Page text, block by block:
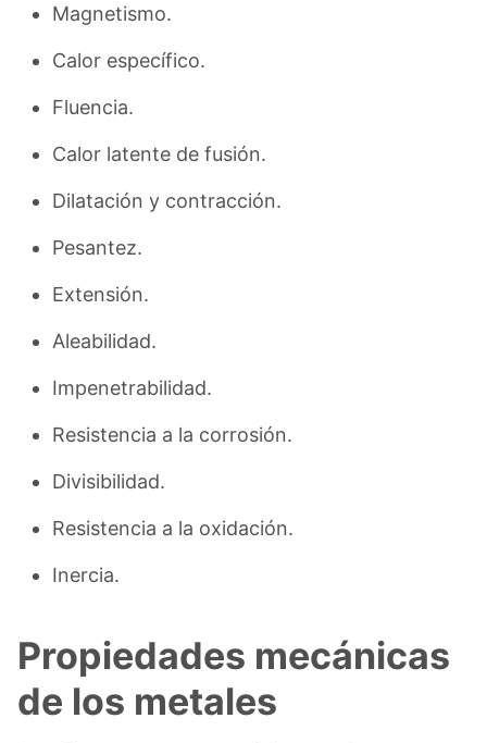
Magnetismo.
Calor específico.
Fluencia.
Calor latente de fusión.
Dilatación y contracción.
Pesantez.
Extensión.
Aleabilidad.
Impenetrabilidad.
Resistencia a la corrosión.
Divisibilidad.
Resistencia a la oxidación.
Inercia.
Propiedades mecánicas
de los metales